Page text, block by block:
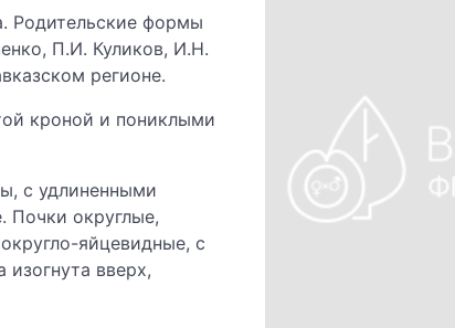
Родительские формы
П.И. Куликов, И.Н.
регионе.
кроной и пониклыми
с удлиненными
Почки округлые,
яйцевидные, с
вверх,